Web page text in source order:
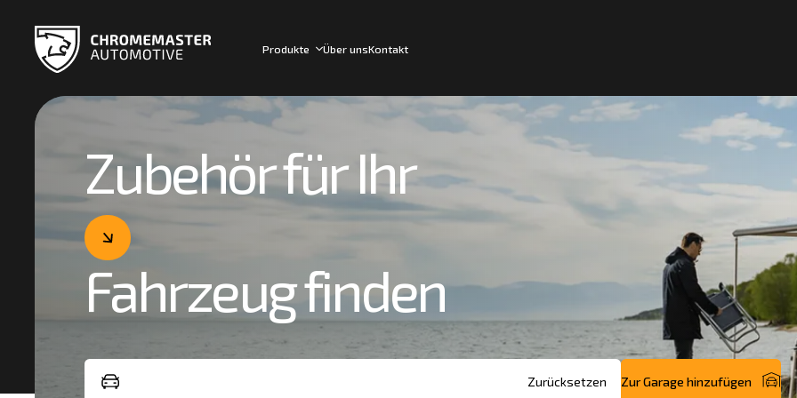
Produkte Über unsKontakt
Zubehör für Ihr
Fahrzeug finden
Zurücksetzen Zur Garage hinzufügen